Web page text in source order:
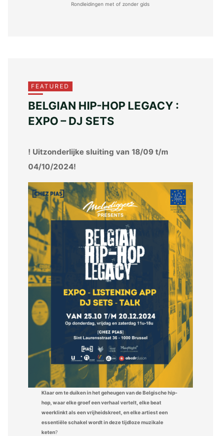
Rondleidingen met of zonder gids
FEATURED
BELGIAN HIP-HOP LEGACY :
EXPO – DJ SETS
! Uitzonderlijke sluiting van 18/09 t/m
04/10/2024!
Klaar om te duiken in het geheugen van de Belgische hip-
hop, waar elke groef een verhaal vertelt, elke beat
weerklinkt als een vrijheidskreet, en elke artiest een
essentiële schakel wordt in deze tijdloze muzikale
keten?